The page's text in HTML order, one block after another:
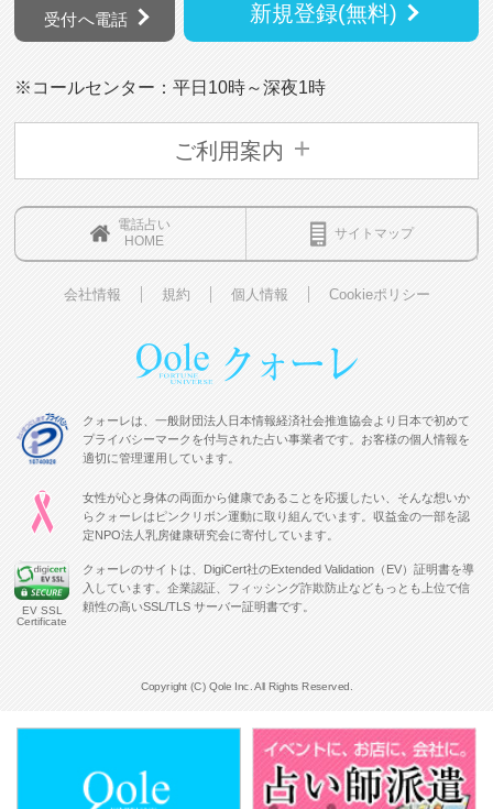
受付へ電話 新規登録(無料)
※コールセンター：平日10時～深夜1時
ご利用案内
電話占い
HOME
サイトマップ
会社情報 規約 個人情報 Cookieポリシー
クォーレは、一般財団法人日本情報経済社会推進協会より日本で初めて
プライバシーマークを付与された占い事業者です。お客様の個人情報を
適切に管理運用しています。
女性が心と身体の両面から健康であることを応援したい、そんな想いか
らクォーレはピンクリボン運動に取り組んでいます。収益金の一部を認
定NPO法人乳房健康研究会に寄付しています。
EV SSL
Certificate
クォーレのサイトは、DigiCert社のExtended Validation（EV）証明書を導
入しています。企業認証、フィッシング詐欺防止などもっとも上位で信
頼性の高いSSL/TLS サーバー証明書です。
Copyright (C) Qole Inc. All Rights Reserved.